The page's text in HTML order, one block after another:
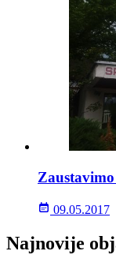
09.05.2017
Najnovije